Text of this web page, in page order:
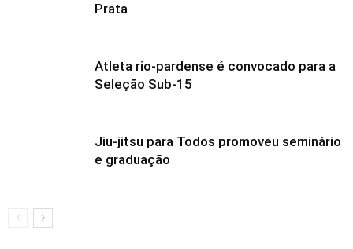
Prata
Atleta rio-pardense é convocado para a
Seleção Sub-15
Jiu-jitsu para Todos promoveu seminário
e graduação